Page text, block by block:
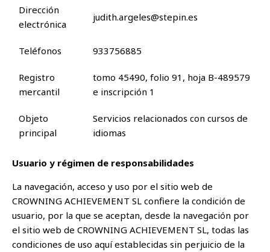
Dirección
electrónica
judith.argeles@stepin.es
Teléfonos 933756885
Registro
mercantil
tomo 45490, folio 91, hoja B-489579
e inscripción 1
Objeto
principal
Servicios relacionados con cursos de
idiomas
Usuario y régimen de responsabilidades
La navegación, acceso y uso por el sitio web de
CROWNING ACHIEVEMENT SL confiere la condición de
usuario, por la que se aceptan, desde la navegación por
el sitio web de CROWNING ACHIEVEMENT SL, todas las
condiciones de uso aquí establecidas sin perjuicio de la